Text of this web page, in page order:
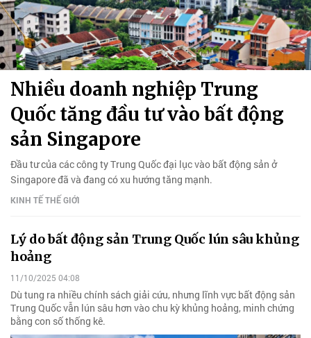
Nhiều doanh nghiệp Trung
Quốc tăng đầu tư vào bất động
sản Singapore
Đầu tư của các công ty Trung Quốc đại lục vào bất động sản ở
Singapore đã và đang có xu hướng tăng mạnh.
KINH TẾ THẾ GIỚI
Lý do bất động sản Trung Quốc lún sâu khủng
hoảng
11/10/2025 04:08
Dù tung ra nhiều chính sách giải cứu, nhưng lĩnh vực bất động sản
Trung Quốc vẫn lún sâu hơn vào chu kỳ khủng hoảng, minh chứng
bằng con số thống kê.